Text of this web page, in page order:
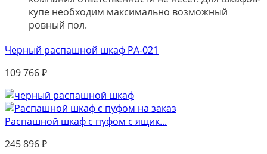
купе необходим максимально возможный
ровный пол.
Черный распашной шкаф РА-021
109 766₽
Распашной шкаф с пуфом с ящик...
245 896₽